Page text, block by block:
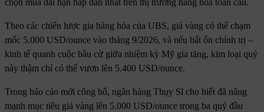
chọn mua dài hạn hấp dẫn nhất trên thị trường hàng hóa toàn cầu.
Theo các chiến lược gia hàng hóa của UBS, giá vàng có thể chạm
mốc 5.000 USD/ounce vào tháng 9/2026, và nếu bất ổn chính trị –
kinh tế quanh cuộc bầu cử giữa nhiệm kỳ Mỹ gia tăng, kim loại quý
này thậm chí có thể vươn lên 5.400 USD/ounce.
Trong báo cáo mới công bố, ngân hàng Thụy Sĩ cho biết đã nâng
mạnh mục tiêu giá vàng lên 5.000 USD/ounce trong ba quý đầu